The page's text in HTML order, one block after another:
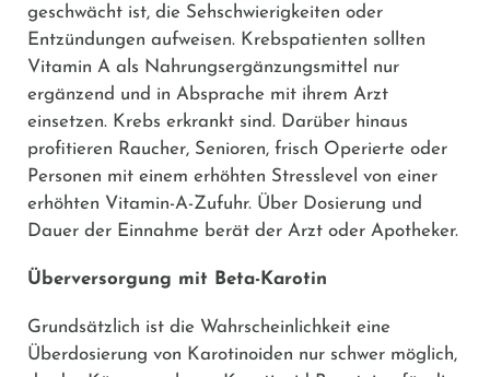
geschwächt ist, die Sehschwierigkeiten oder
Entzündungen aufweisen. Krebspatienten sollten
Vitamin A als Nahrungsergänzungsmittel nur
ergänzend und in Absprache mit ihrem Arzt
einsetzen. Krebs erkrankt sind. Darüber hinaus
profitieren Raucher, Senioren, frisch Operierte oder
Personen mit einem erhöhten Stresslevel von einer
erhöhten Vitamin-A-Zufuhr. Über Dosierung und
Dauer der Einnahme berät der Arzt oder Apotheker.
Überversorgung mit Beta-Karotin
Grundsätzlich ist die Wahrscheinlichkeit eine
Überdosierung von Karotinoiden nur schwer möglich,